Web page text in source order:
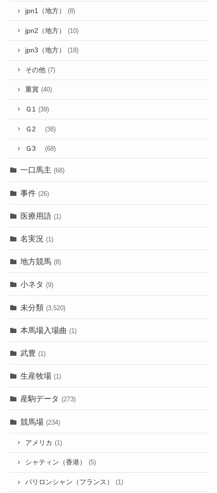
jpn1（地方） (8)
jpn2（地方） (10)
jpn3（地方） (18)
その他 (7)
重賞 (40)
Ｇ1 (39)
Ｇ2 (38)
Ｇ3 (68)
一口馬主 (68)
事件 (26)
医療用語 (1)
名実況 (1)
地方競馬 (8)
小ネタ (9)
未分類 (3,520)
本馬場入場曲 (1)
武豊 (1)
生産牧場 (1)
産駒データ (273)
競馬場 (234)
アメリカ (1)
シャティン（香港） (5)
パリロンシャン（フランス） (1)